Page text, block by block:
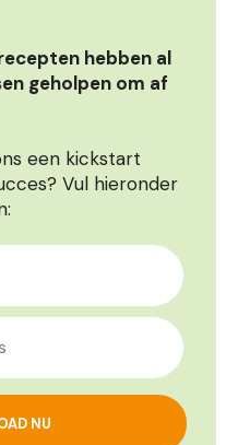
hebben al
geholpen om af
een kickstart
Vul hieronder